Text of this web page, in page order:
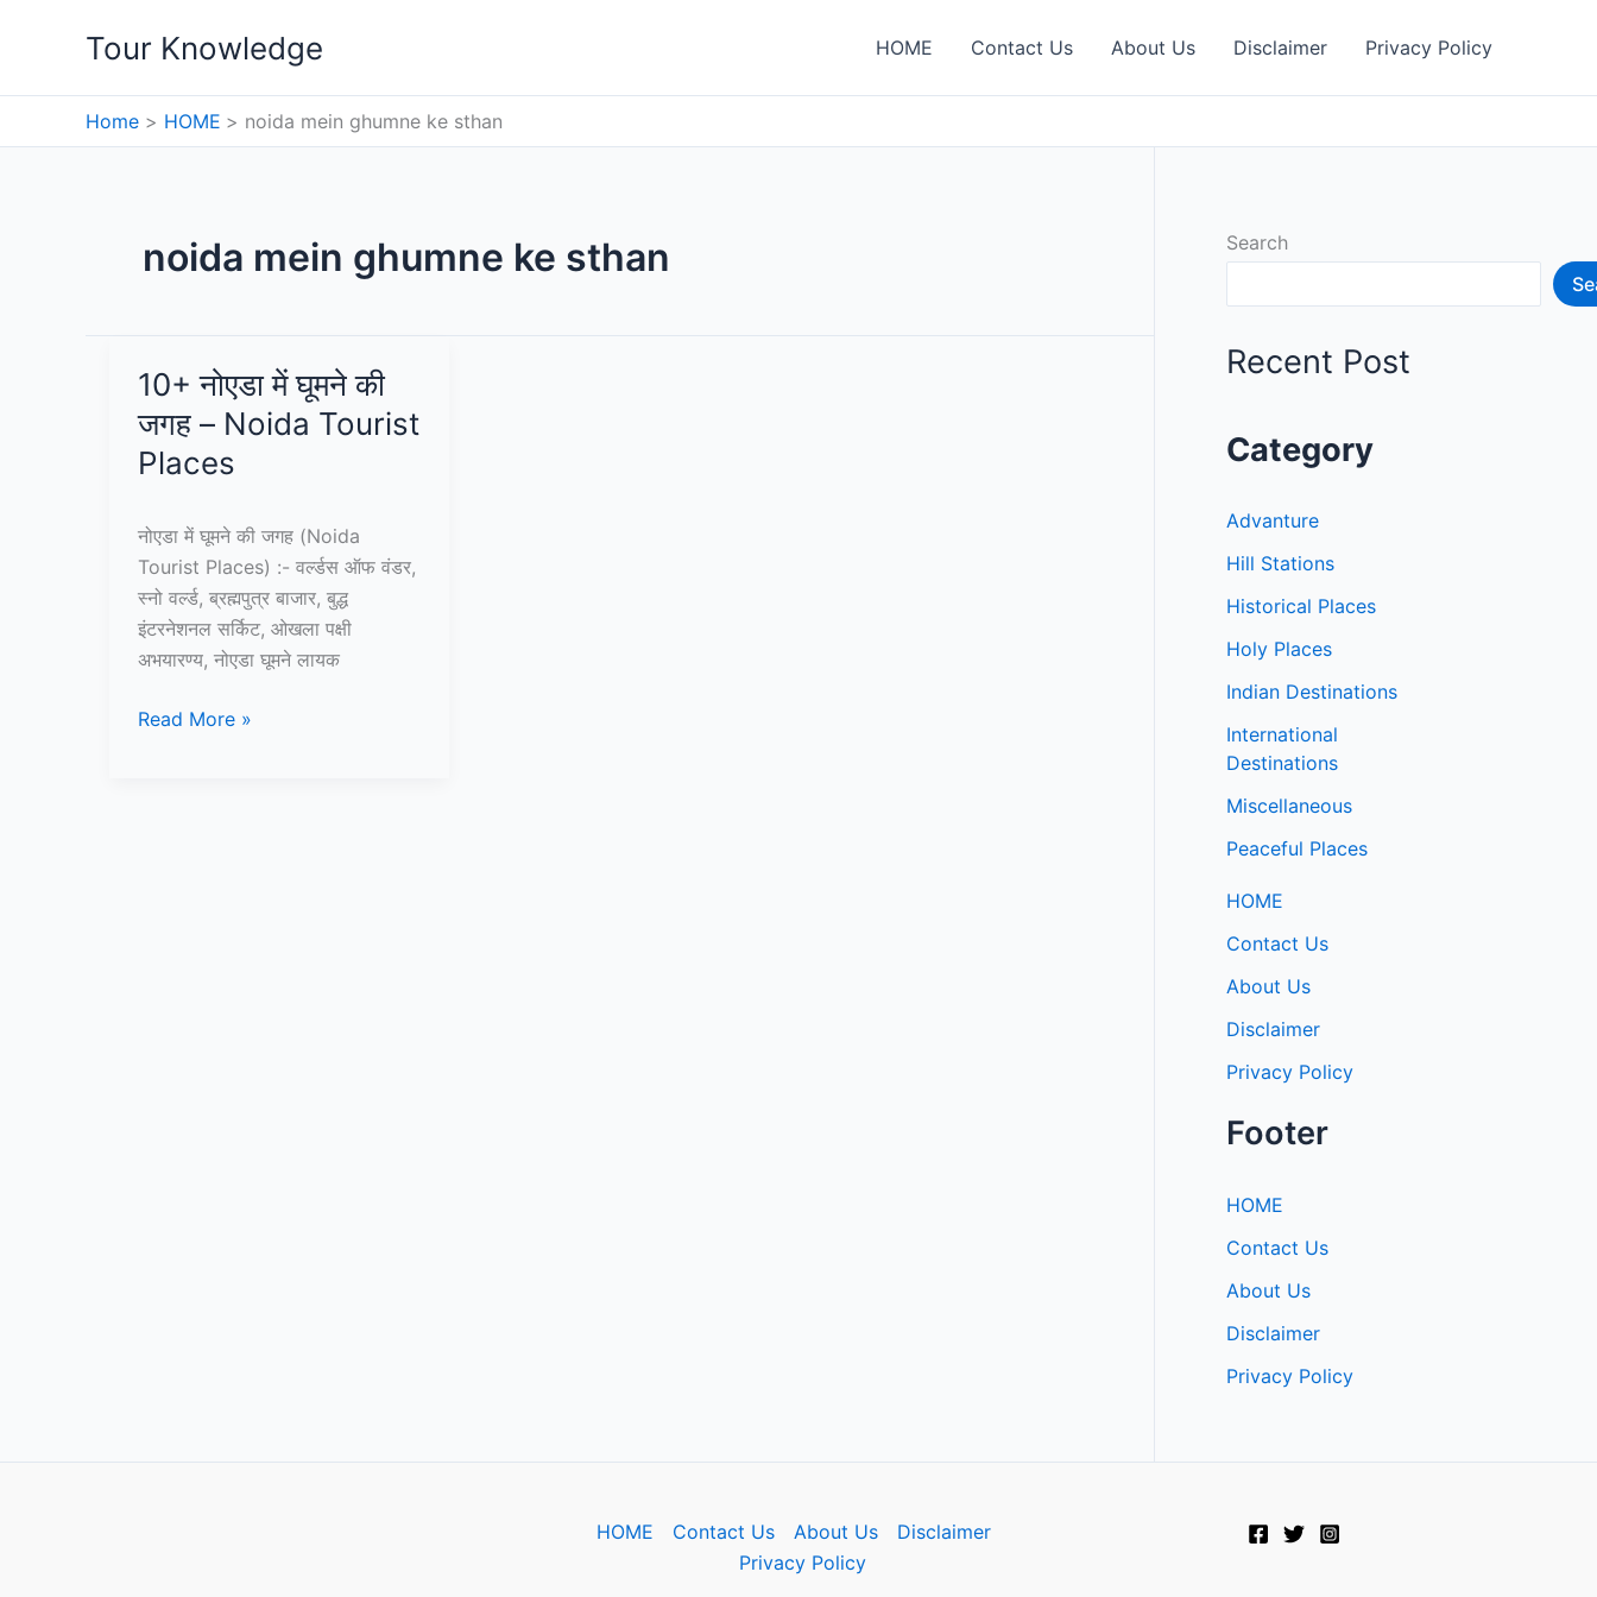
Tour Knowledge HOME Contact Us About Us Disclaimer Privacy Policy
Home HOME noida mein ghumne ke sthan
noida mein ghumne ke sthan
10+ नोएडा में घूमने की
जगह – Noida Tourist
Places
नोएडा में घूमने की जगह (Noida
Tourist Places) :- वर्ल्डस ऑफ वंडर,
स्नो वर्ल्ड, ब्रह्मपुत्र बाजार, बुद्ध
इंटरनेशनल सर्किट, ओखला पक्षी
अभयारण्य, नोएडा घूमने लायक
10+
Read More »
Search
Recent Post
Category
Advanture
Hill Stations
Historical Places
Holy Places
Indian Destinations
International
Destinations
Miscellaneous
Peaceful Places
HOME
Contact Us
About Us
Disclaimer
Privacy Policy
Footer
HOME
Contact Us
About Us
Disclaimer
Privacy Policy
HOME Contact Us About Us
Disclaimer
Privacy Policy